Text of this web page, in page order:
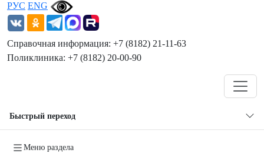
РУС ENG
Справочная информация: +7 (8182) 21-11-63
Поликлиника: +7 (8182) 20-00-90
Быстрый переход
Меню раздела